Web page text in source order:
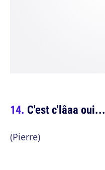
C'est c'lâaa oui...
(Pierre)